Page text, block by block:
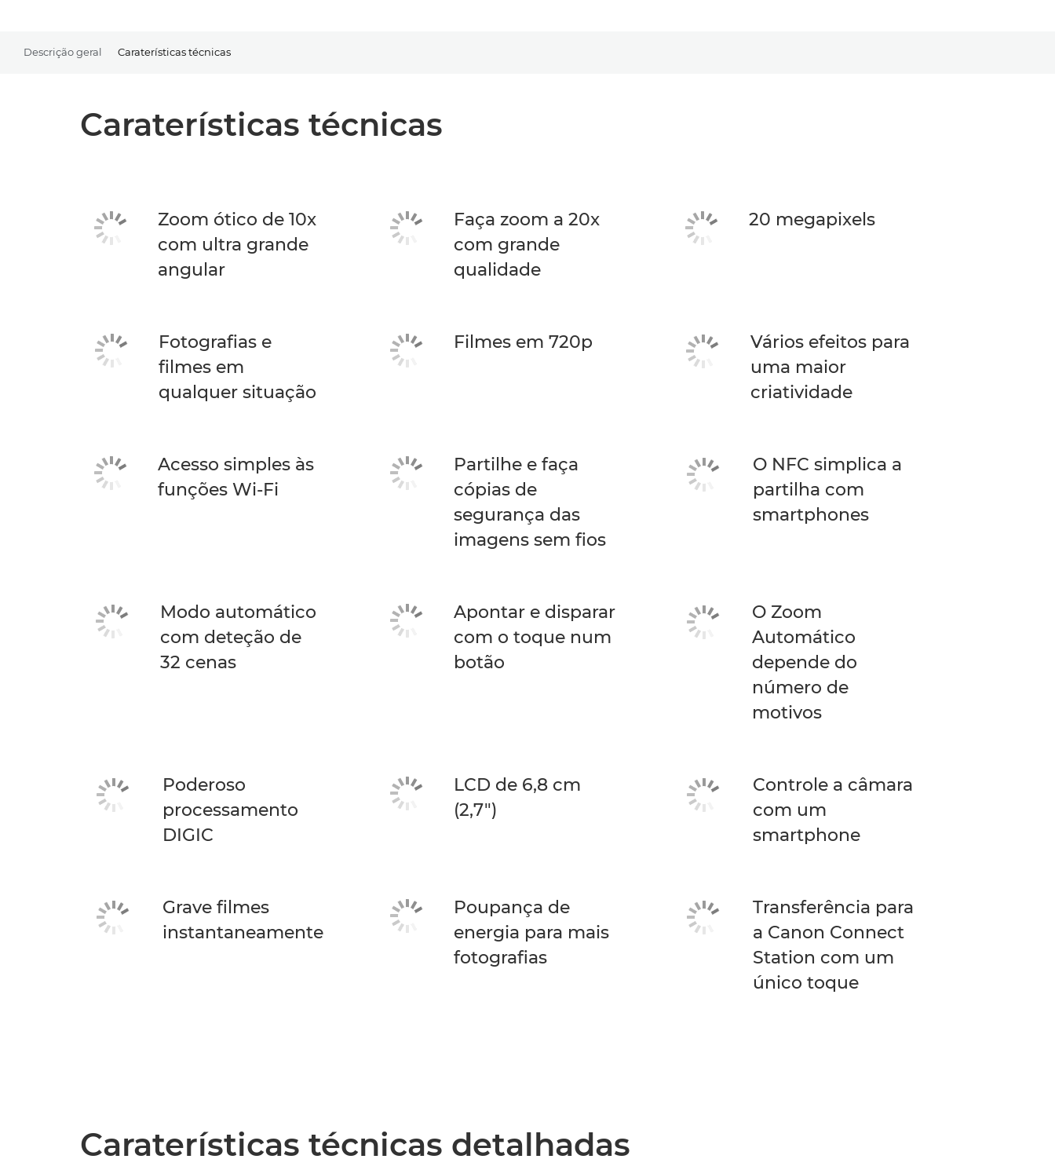
Descrição geral Caraterísticas técnicas
Caraterísticas técnicas
Zoom ótico de 10x
com ultra grande
angular
Faça zoom a 20x
com grande
qualidade
20 megapixels
Fotografias e
filmes em
qualquer situação
Filmes em 720p
Vários efeitos para
uma maior
criatividade
Acesso simples às
funções Wi-Fi
Partilhe e faça
cópias de
segurança das
imagens sem fios
O NFC simplica a
partilha com
smartphones
Modo automático
com deteção de
32 cenas
Apontar e disparar
com o toque num
botão
O Zoom
Automático
depende do
número de
motivos
Poderoso
processamento
DIGIC
LCD de 6,8 cm
(2,7")
Controle a câmara
com um
smartphone
Grave filmes
instantaneamente
Poupança de
energia para mais
fotografias
Transferência para
a Canon Connect
Station com um
único toque
Caraterísticas técnicas detalhadas